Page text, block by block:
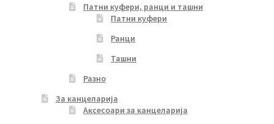
Патни куфери, ранци и ташни
Патни куфери
Ранци
Ташни
Разно
За канцеларија
Аксесоари за канцеларија